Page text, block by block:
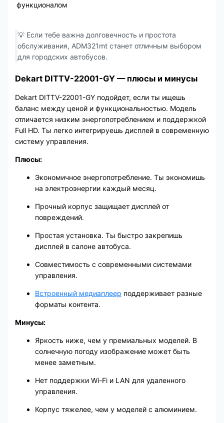
функционалом
💡 Если тебе важна долговечность и простота
обслуживания, ADM321mt станет отличным выбором
для городских автобусов.
Dekart DITTV-22001-GY — плюсы и минусы
Dekart DITTV-22001-GY подойдет, если ты ищешь
баланс между ценой и функциональностью. Модель
отличается низким энергопотреблением и поддержкой
Full HD. Ты легко интегрируешь дисплей в современную
систему управления.
Плюсы:
Экономичное энергопотребление. Ты экономишь
на электроэнергии каждый месяц.
Прочный корпус защищает дисплей от
повреждений.
Простая установка. Ты быстро закрепишь
дисплей в салоне автобуса.
Совместимость с современными системами
управления.
Встроенный медиаплеер поддерживает разные
форматы контента.
Минусы:
Яркость ниже, чем у премиальных моделей. В
солнечную погоду изображение может быть
менее заметным.
Нет поддержки Wi-Fi и LAN для удаленного
управления.
Корпус тяжелее, чем у моделей с алюминием.